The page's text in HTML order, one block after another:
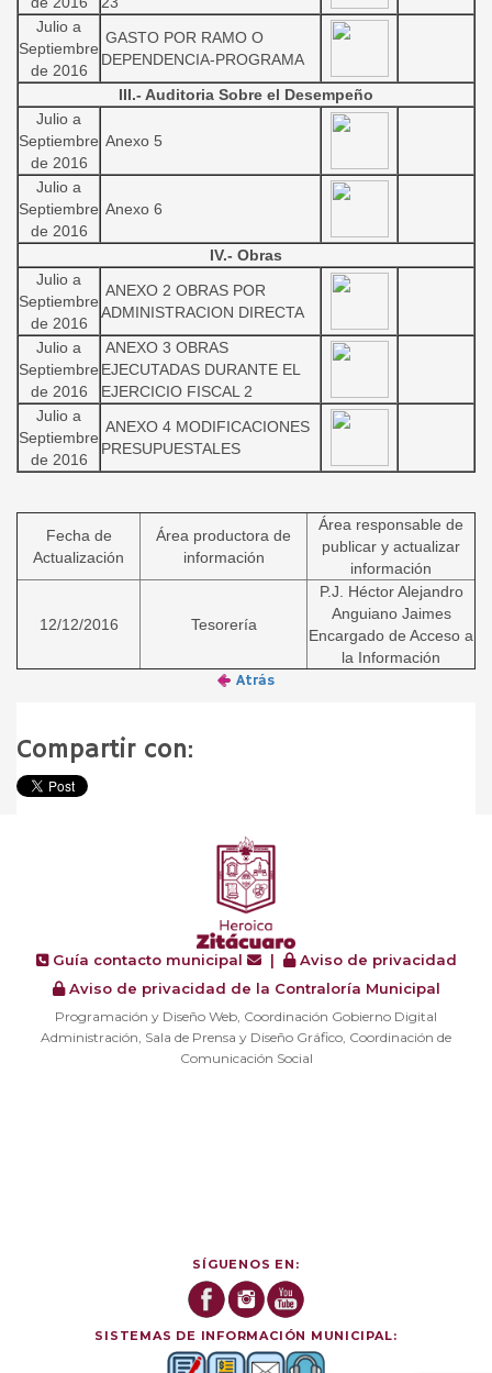
Julio a
Septiembre
de 2016
GASTO POR RAMO O
DEPENDENCIA-PROGRAMA
III.- Auditoria Sobre el Desempeño
Julio a
Septiembre
de 2016
Anexo 5
Julio a
Septiembre
de 2016
Anexo 6
IV.- Obras
Julio a
Septiembre
de 2016
ANEXO 2 OBRAS POR
ADMINISTRACION DIRECTA
Julio a
Septiembre
de 2016
ANEXO 3 OBRAS
EJECUTADAS DURANTE EL
EJERCICIO FISCAL 2
Julio a
Septiembre
de 2016
ANEXO 4 MODIFICACIONES
PRESUPUESTALES
Fecha de
Actualización
Área productora de
información
Área responsable de
publicar y actualizar
información
12/12/2016 Tesorería
P.J. Héctor Alejandro
Anguiano Jaimes
Encargado de Acceso a
la Información
Atrás
Compartir con:
Guía contacto municipal |
Aviso de privacidad
Aviso de privacidad de la Contraloría Municipal
Programación y Diseño Web, Coordinación Gobierno Digital
Administración, Sala de Prensa y Diseño Gráfico, Coordinación de
Comunicación Social
SÍGUENOS EN:
SISTEMAS DE INFORMACIÓN MUNICIPAL: